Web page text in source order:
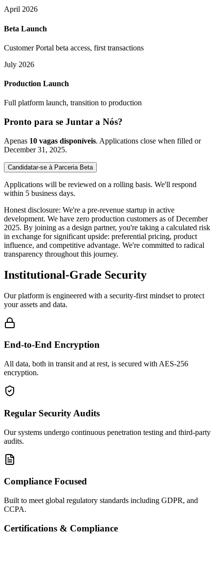
April 2026
Beta Launch
Customer Portal beta access, first transactions
July 2026
Production Launch
Full platform launch, transition to production
Pronto para se Juntar a Nós?
Apenas 10 vagas disponíveis. Applications close when filled or
December 31, 2025.
Candidatar-se à Parceria Beta
Applications will be reviewed on a rolling basis. We'll respond
within 5 business days.
Honest disclosure: We're a pre-revenue startup in active
development. We have zero production customers as of December
2025. By joining as a design partner, you're taking a calculated risk
in exchange for significant upside: preferential pricing, product
influence, and competitive advantage. We're committed to radical
transparency throughout this journey.
Institutional-Grade Security
Our platform is engineered with a security-first mindset to protect
your assets and data.
End-to-End Encryption
All data, both in transit and at rest, is secured with AES-256
encryption.
Regular Security Audits
Our systems undergo continuous penetration testing and third-party
audits.
Compliance Focused
Built to meet global regulatory standards including GDPR, and
CCPA.
Certifications & Compliance